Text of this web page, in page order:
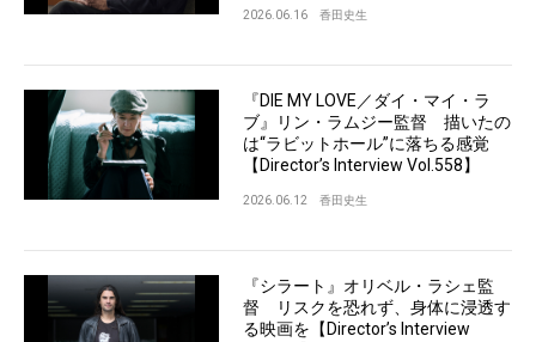
2026.06.16 香田史生
『DIE MY LOVE／ダイ・マイ・ラ
ブ』リン・ラムジー監督 描いたの
は“ラビットホール”に落ちる感覚
【Director’s Interview Vol.558】
2026.06.12 香田史生
『シラート』オリベル・ラシェ監
督 リスクを恐れず、身体に浸透す
る映画を【Director’s Interview